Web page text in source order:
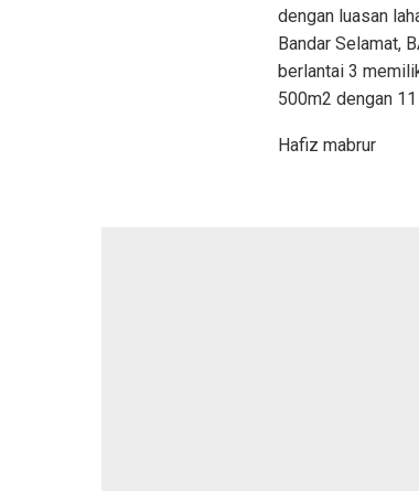
dengan luasan
Bandar Selamat,
berlantai 3
500m2 dengan
Hafiz mabrur